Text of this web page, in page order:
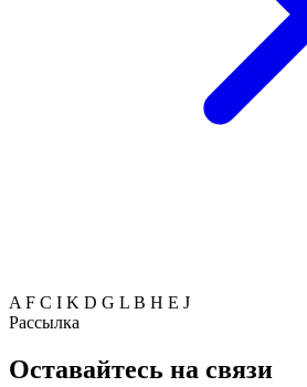
A F C I K D G L B H E J
Рассылка
Оставайтесь на связи